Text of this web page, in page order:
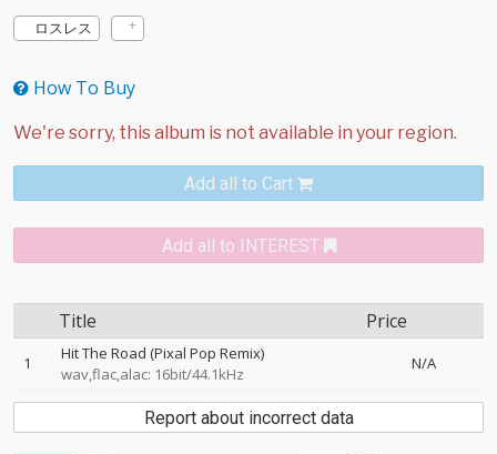
ロスレス
How To Buy
Add all to Cart
Add all to INTEREST
Title Price
1
Hit The Road (Pixal Pop Remix)
wav,flac,alac: 16bit/44.1kHz
N/A
Report about incorrect data